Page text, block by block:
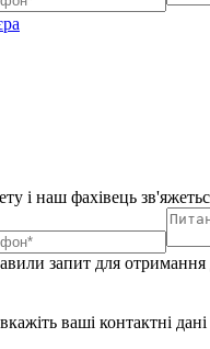
і наш фахівець
запит для отримання
ваші контактні